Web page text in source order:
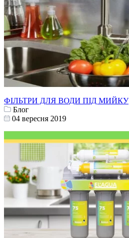
ФІЛЬТРИ ДЛЯ ВОДИ ПІД МИЙКУ
Блог
04 вересня 2019